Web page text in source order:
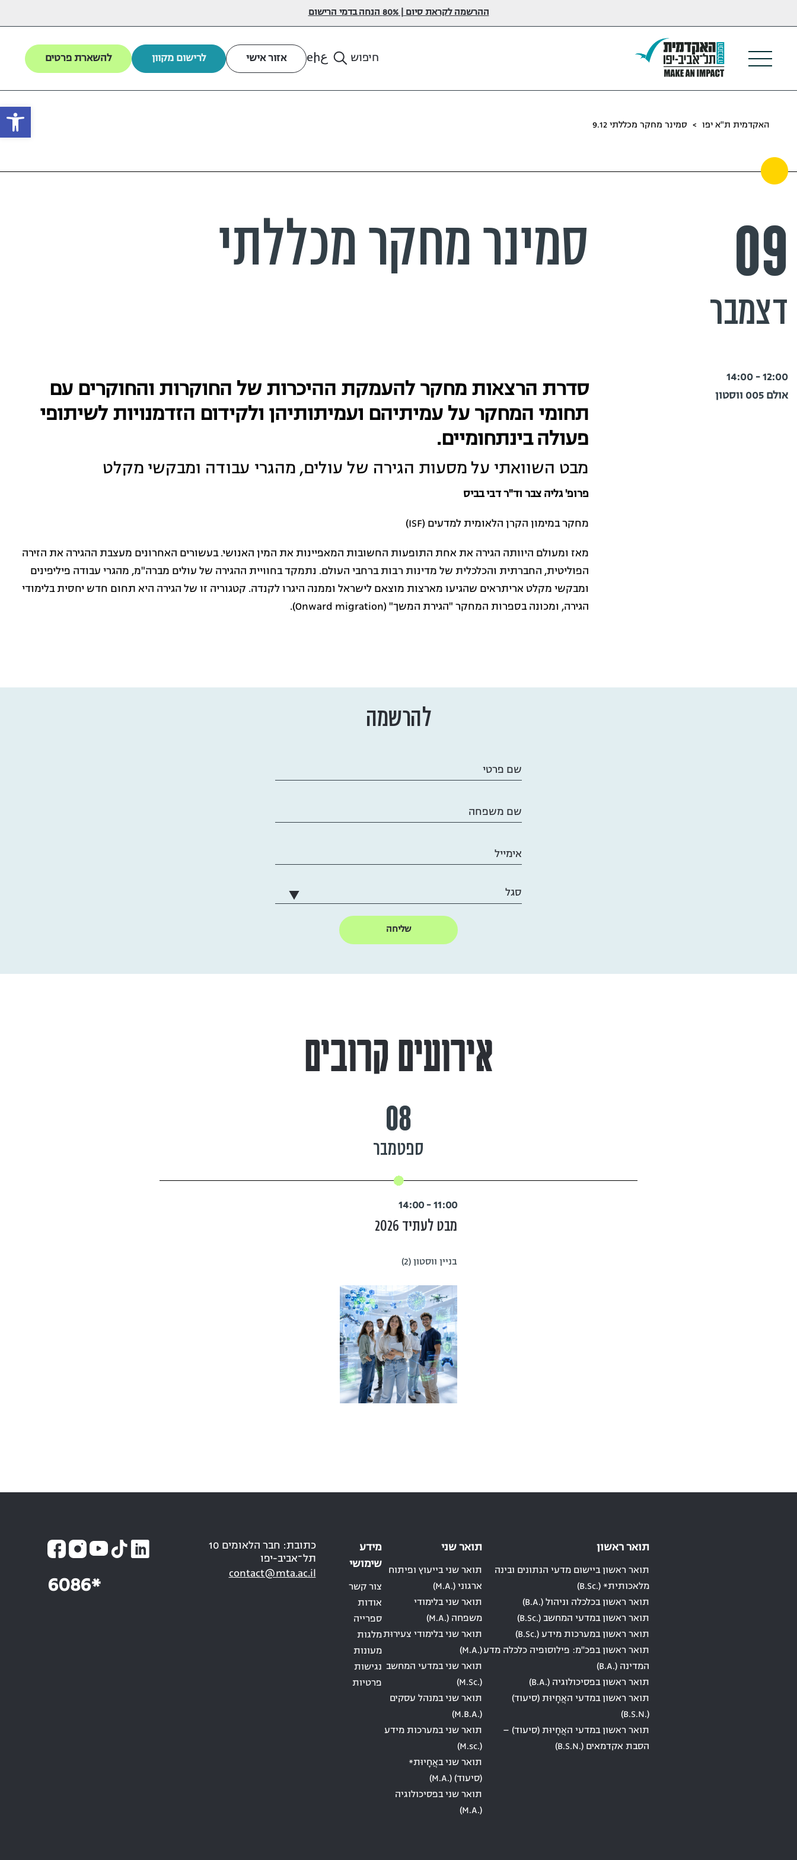
ההרשמה לקראת סיום | 80% הנחה בדמי הרישום
חיפוש عen אזור אישי לרישום מקוון להשארת פרטים
האקדמית ת"א יפו > סמינר מחקר מכללתי 9.12
09
דצמבר
סמינר מחקר מכללתי
12:00 - 14:00
אולם 005 ווסטון
סדרת הרצאות מחקר להעמקת ההיכרות של החוקרות והחוקרים עם
תחומי המחקר על עמיתיהם ועמיתותיהן ולקידום הזדמנויות לשיתופי
פעולה בינתחומיים.
מבט השוואתי על מסעות הגירה של עולים, מהגרי עבודה ומבקשי מקלט
פרופ' גליה צבר וד"ר דבי בביס
מחקר במימון הקרן הלאומית למדעים (ISF)
מאז ומעולם היוותה הגירה את אחת התופעות החשובות המאפיינות את המין האנושי. בעשורים האחרונים מעצבת ההגירה את הזירה
הפוליטית, החברתית והכלכלית של מדינות רבות ברחבי העולם. נתמקד בחוויית ההגירה של עולים מברה"מ, מהגרי עבודה פיליפינים
ומבקשי מקלט אריתראים שהגיעו מארצות מוצאם לישראל וממנה היגרו לקנדה. קטגוריה זו של הגירה היא תחום חדש יחסית בלימודי
הגירה, ומכונה בספרות המחקר "הגירת המשך" (Onward migration).
להרשמה
שם פרטי
שם משפחה
אימייל
אירועים קרובים
08
ספטמבר
11:00 - 14:00
מבט לעתיד 2026
בניין ווסטון (2)
תואר ראשון
תואר ראשון ביישום מדעי הנתונים ובינה
מלאכותית* (.B.Sc)
תואר ראשון בכלכלה וניהול (.B.A)
תואר ראשון במדעי המחשב (.B.Sc)
תואר ראשון במערכות מידע (.B.Sc)
תואר ראשון בפכ"מ: פילוסופיה כלכלה מדע
המדינה (.B.A)
תואר ראשון בפסיכולוגיה (.B.A)
תואר ראשון במדעי האֲחָיוּת (סיעוד)
(.B.S.N)
תואר ראשון במדעי האֲחָיוּת (סיעוד) –
הסבת אקדמאים (.B.S.N)
תואר שני
תואר שני בייעוץ ופיתוח
ארגוני (.M.A)
תואר שני בלימודי
משפחה (.M.A)
תואר שני בלימודי צעירוּת
(.M.A)
תואר שני במדעי המחשב
(.M.Sc)
תואר שני במנהל עסקים
(.M.B.A)
תואר שני במערכות מידע
(.M.sc)
תואר שני באֲחָיוּת*
(סיעוד) (.M.A)
תואר שני בפסיכולוגיה
(.M.A)
מידע
שימושי
צור קשר
אודות
ספרייה
מלגות
מעונות
נגישות
פרטיות
כתובת: חבר הלאומים 10
תל־אביב-יפו
contact@mta.ac.il
6086*